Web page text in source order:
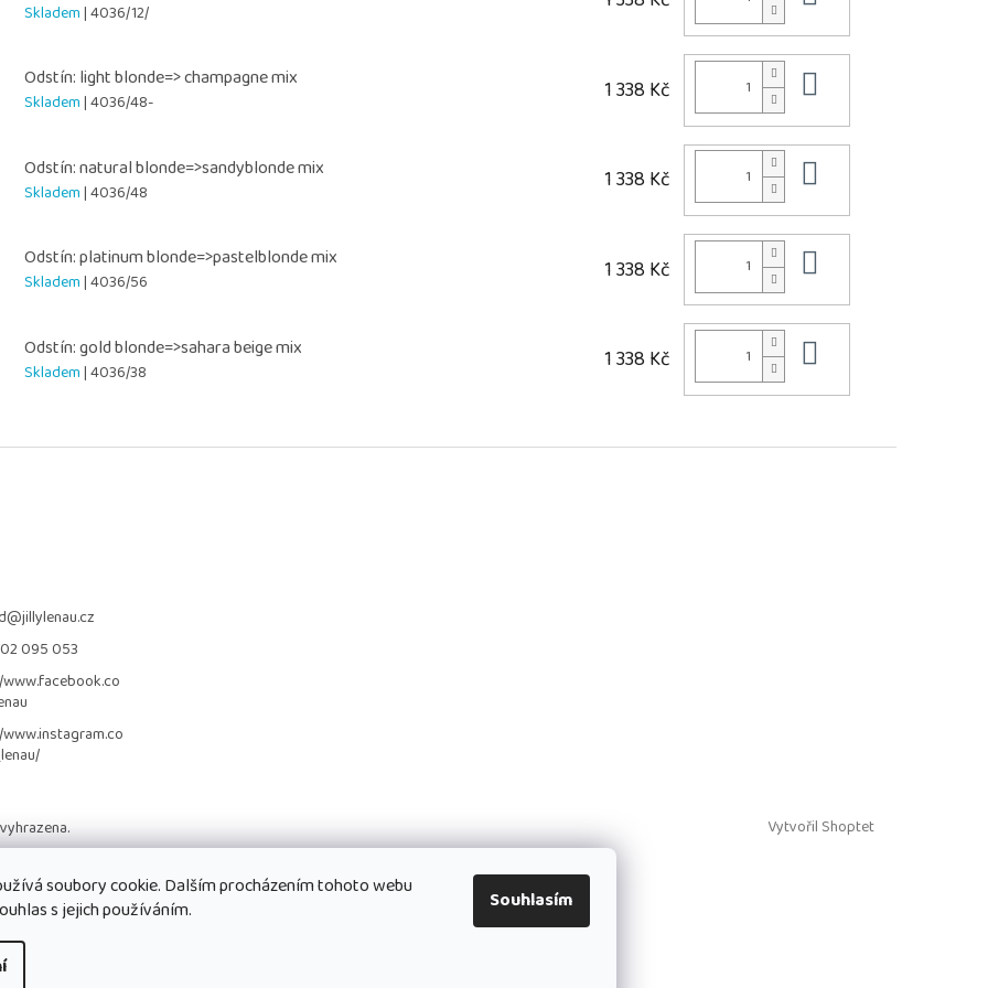
soubory cookie. Dalším procházením tohoto webu
s jejich používáním.
Souhlasím
Skladem| 4036/12/
Odstín: light blonde=> champagne mix
Skladem| 4036/48- 1 338 Kč
Odstín: natural blonde=>sandyblonde mix
Skladem| 4036/48 1 338 Kč
Odstín: platinum blonde=>pastelblonde mix
Skladem| 4036/56 1 338 Kč
Odstín: gold blonde=>sahara beige mix
Skladem| 4036/38 1 338 Kč
@jillylenau.cz
095 053
Vytvořil Shoptet